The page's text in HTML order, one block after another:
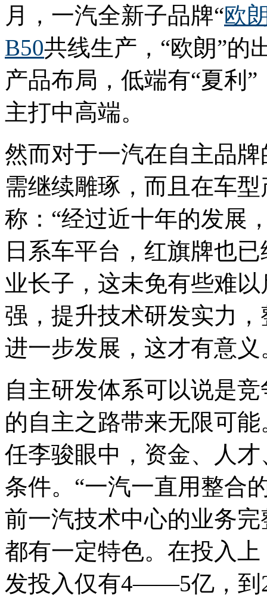
月，一汽全新子品牌“欧
B50共线生产，“欧朗”的
产品布局，低端有“夏利
主打中高端。
然而对于一汽在自主品
需继续雕琢，而且在车
称：“经过近十年的发展
日系车平台，红旗牌也
业长子，这未免有些难
强，提升技术研发实力
进一步发展，这才有意义
自主研发体系可以说是
的自主之路带来无限可
任李骏眼中，资金、人
条件。“一汽一直用整合
前一汽技术中心的业务
都有一定特色。在投入
发投入仅有4——5亿，到